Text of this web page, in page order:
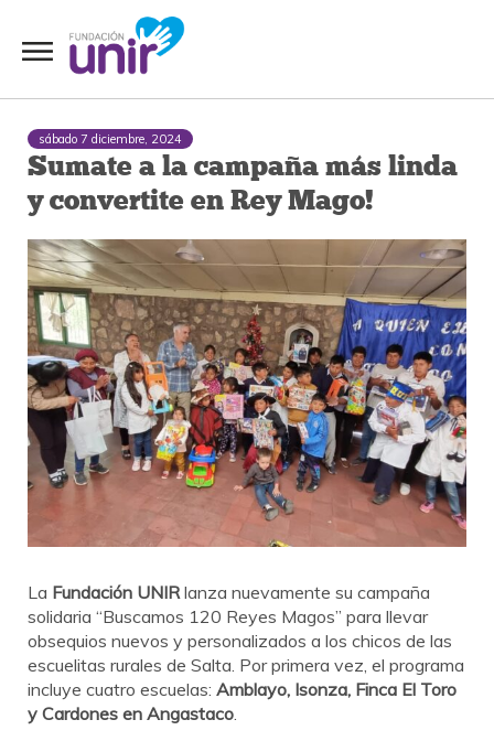
sábado 7 diciembre, 2024
Sumate a la campaña más linda
y convertite en Rey Mago!
La Fundación UNIR lanza nuevamente su campaña
solidaria “Buscamos 120 Reyes Magos” para llevar
obsequios nuevos y personalizados a los chicos de las
escuelitas rurales de Salta. Por primera vez, el programa
incluye cuatro escuelas: Amblayo, Isonza, Finca El Toro
y Cardones en Angastaco